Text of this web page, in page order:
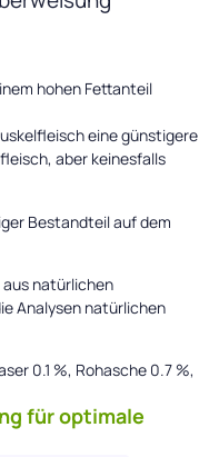
hohen Fettanteil
eine günstigere
aber keinesfalls
Bestandteil auf dem
natürlichen
Analysen natürlichen
0.1 %, Rohasche 0.7 %,
für optimale